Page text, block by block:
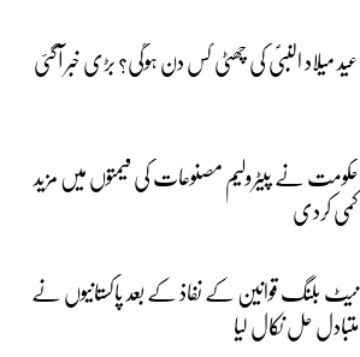
عید میلاد النبیؐ کی چھٹی کس دن ہوگی؟ بڑی خبر آگئی
حکومت نے پیٹرولیم مصنوعات کی قیمتوں میں مزید
کمی کردی
نیٹ بلنگ قوانین کے نفاذ کے بعد پاکستانیوں نے
متبادل حل نکال لیا